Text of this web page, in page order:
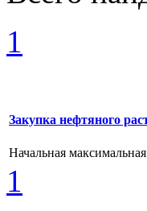
1
Закупка нефтяного
Начальная
1